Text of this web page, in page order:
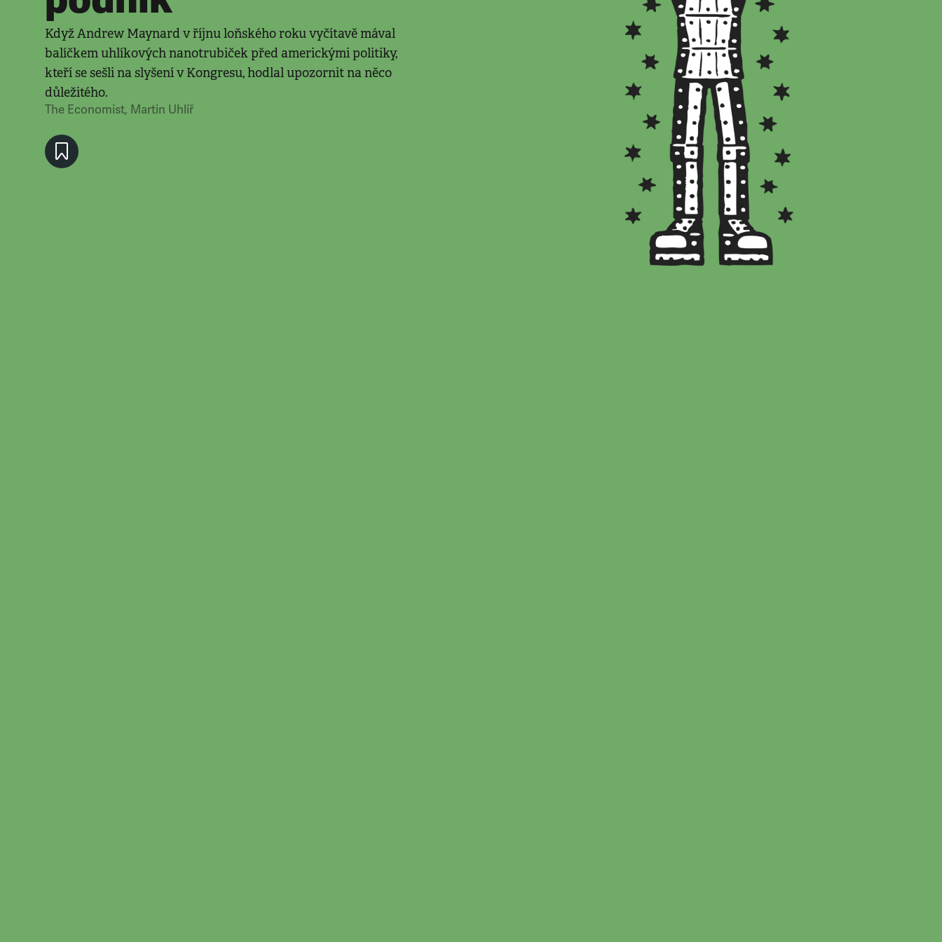
Když Andrew Maynard v říjnu loňského roku vyčítavě mával
balíčkem uhlíkových nanotrubiček před americkými politiky,
kteří se sešli na slyšení v Kongresu, hodlal upozornit na něco
důležitého.
The Economist, Martin Uhlíř